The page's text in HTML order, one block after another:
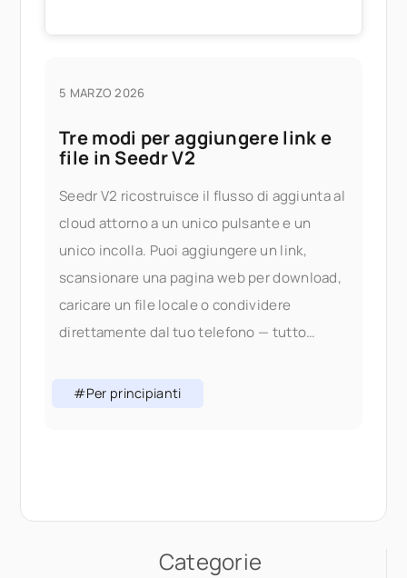
5 MARZO 2026
Tre modi per aggiungere link e
file in Seedr V2
Seedr V2 ricostruisce il flusso di aggiunta al
cloud attorno a un unico pulsante e un
unico incolla. Puoi aggiungere un link,
scansionare una pagina web per download,
caricare un file locale o condividere
direttamente dal tuo telefono — tutto
cambiato il flusso di aggiunta In V1,
#Per principianti
Categorie